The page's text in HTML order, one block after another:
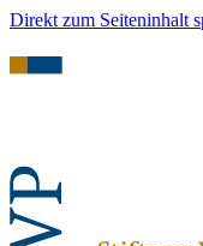
Direkt zum Seiteninhalt